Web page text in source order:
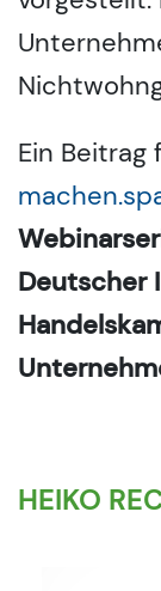
Ein Beitrag
Deutscher
HEIKO